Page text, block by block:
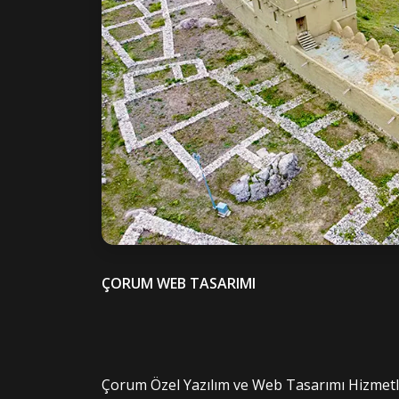
ÇORUM WEB TASARIMI
Çorum Özel Yazılım ve Web Tasarımı